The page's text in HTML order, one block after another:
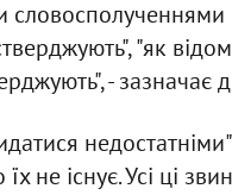
"як
- зазначає
не існує. Усі ці